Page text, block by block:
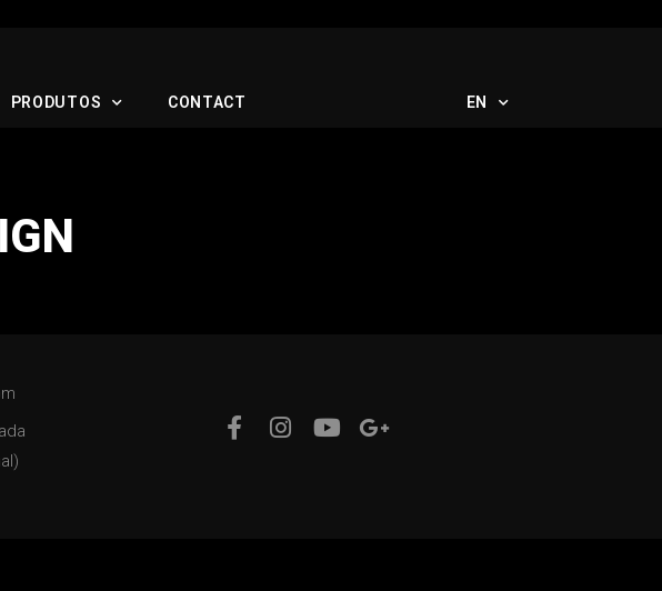
PRODUTOS CONTACT EN